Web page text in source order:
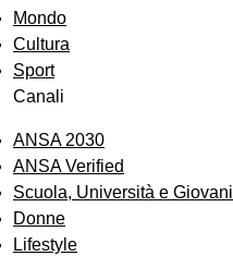
Mondo
Cultura
Sport
Canali
ANSA 2030
ANSA Verified
Scuola, Università e Giovani
Donne
Lifestyle